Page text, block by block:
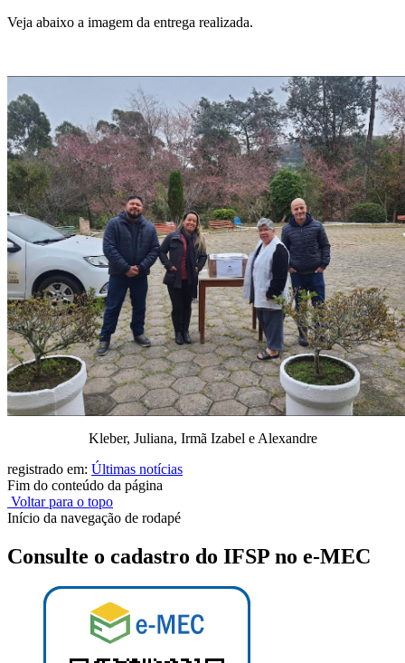
Veja abaixo a imagem da entrega realizada.
Kleber, Juliana, Irmã Izabel e Alexandre
registrado em: Últimas notícias
Fim do conteúdo da página
Voltar para o topo
Início da navegação de rodapé
Consulte o cadastro do IFSP no e-MEC